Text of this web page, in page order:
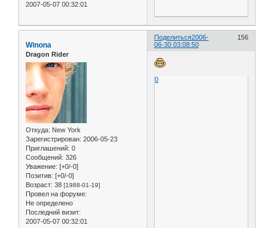
2007-05-07 00:32:01
Поделиться 156
2006-
06-30 03:08:50
Winona
Dragon Rider
Откуда: New York
Зарегистрирован: 2006-05-23
Приглашений: 0
Сообщений: 326
Уважение: [+0/-0]
Позитив: [+0/-0]
Возраст: 38 [1988-01-19]
Провел на форуме:
Не определено
Последний визит:
2007-05-07 00:32:01
0